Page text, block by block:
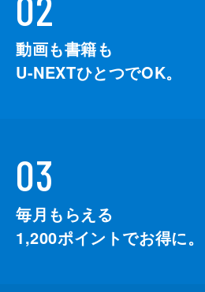
動画も書籍も
U-NEXTひとつでOK。
03
毎月もらえる
1,200ポイントでお得に。